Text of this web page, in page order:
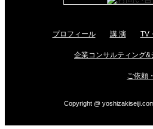
プロフィール 講 演 TV
企業コンサルティング&
ご依頼
Copyright @